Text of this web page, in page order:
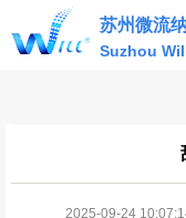
苏州微流
Suzhou
2025-09-24